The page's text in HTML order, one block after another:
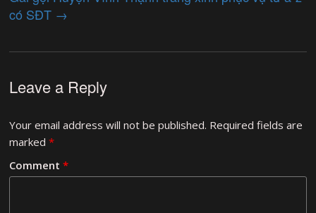
có SĐT →
Leave a Reply
Your email address will not be published. Required fields are
marked*
Comment*